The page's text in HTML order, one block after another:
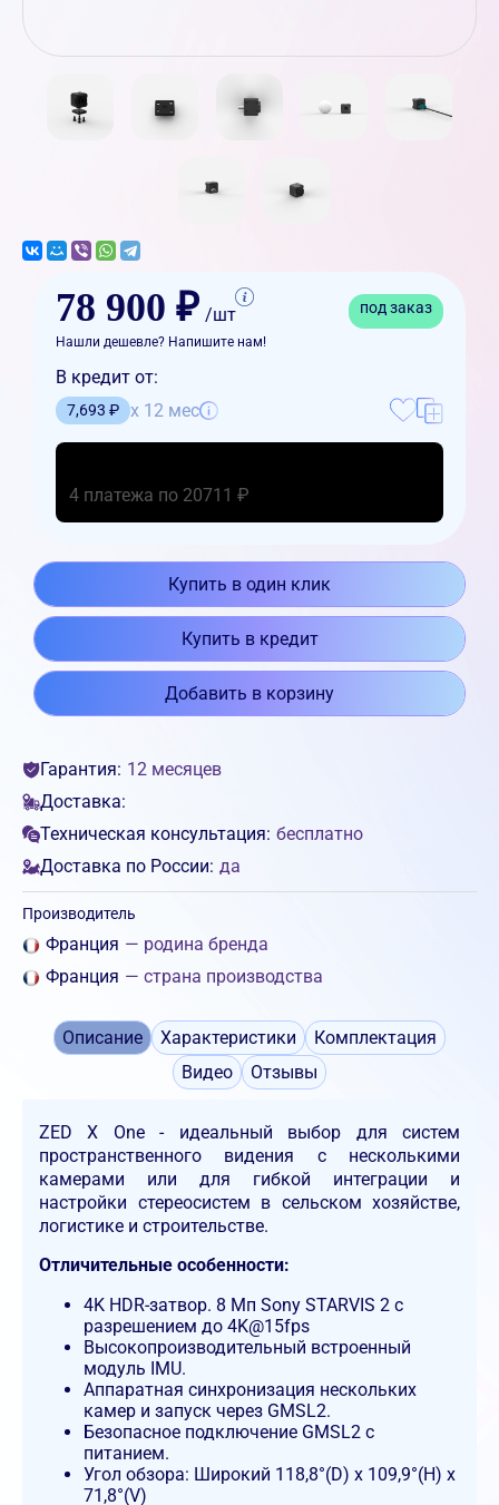
78 900 ₽ /шт под заказ
Нашли дешевле? Напишите нам!
В кредит от:
7,693 ₽ x 12 мес
4 платежа по 20711 ₽
Купить в один клик
Купить в кредит
Добавить в корзину
Гарантия: 12 месяцев
Доставка:
Техническая консультация: бесплатно
Доставка по России: да
Производитель
Франция — родина бренда
Франция — страна производства
Описание Характеристики
Комплектация
Видео
Отзывы
ZED X One - идеальный выбор для систем
пространственного видения с несколькими
камерами или для гибкой интеграции и
настройки стереосистем в сельском хозяйстве,
логистике и строительстве.
Отличительные особенности:
4K HDR-затвор. 8 Мп Sony STARVIS 2 с
разрешением до 4K@15fps
Высокопроизводительный встроенный
модуль IMU.
Аппаратная синхронизация нескольких
камер и запуск через GMSL2.
Безопасное подключение GMSL2 с
питанием.
Угол обзора: Широкий 118,8°(D) x 109,9°(H) x
71,8°(V)